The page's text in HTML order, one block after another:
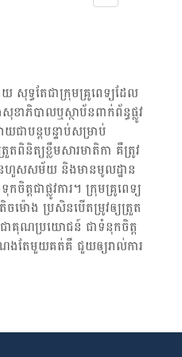
យ​។​ បញ្ហា​នេះ​អាច​បណ្ដាល​ឲ្យ​មាន​ការ​រលូត​កូន​ ​និ
- ​ទឹក​រម្អិល​ហូរចេញ​ពី​ទ្វារ​មាស - កើន​ឡើង​សម្ពា
វិល​មុខ​ ចង់​ក្អួត​ ឬ​រា​ករូស - ចុក​ណែន​លើ​ថ្ងាស​ក្
ល់​ ១០ នាទី/ម្ដង […]
សុទ្ធតែជា​ក្រុម​គ្រូពេទ្យ​ដែល​
ាភិបាលឬស្ថាប័ន​ពាក់ព័ន្ធ​ផ្លូវ
ាបន្តបន្ទាប់សម្រាប់
ពិនិត្យ​ខ្លឹមសារ​មាតិកា គឺ​ត្រូវ​
មិនហួសសម័យ និង​មានមូលដ្ឋាន​
ត្ត​ជាផ្លូវការ។ ក្រុមគ្រូពេទ្យ
ចម៉ោង ប្រសិន​បើ​តម្រូវ​ឲ្យ​ត្រួត
ជា​គុណប្រយោជន៍ ជា​ទំនុកចិត្ត
ង​តែមួយ​គត់​គឺ ជួយ​ឲ្យ​រាល់ការ